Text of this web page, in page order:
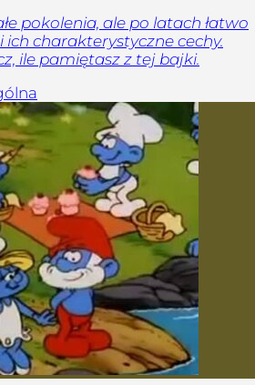
pokolenia, ale po latach łatwo
charakterystyczne cechy.
ile pamiętasz z tej bajki.